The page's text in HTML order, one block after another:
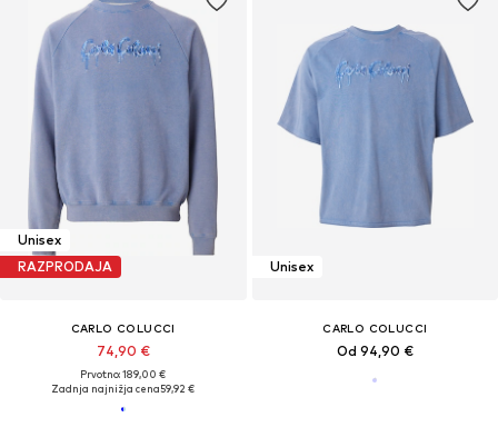
Unisex
RAZPRODAJA
CARLO COLUCCI
74,90 €
Prvotno: 189,00 €
Zadnja najnižja cena59,92 €
Unisex
CARLO COLUCCI
Od 94,90 €